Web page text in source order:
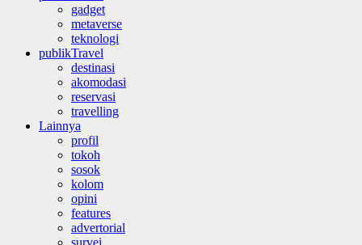
gadget
metaverse
teknologi
publikTravel
destinasi
akomodasi
reservasi
travelling
Lainnya
profil
tokoh
sosok
kolom
opini
features
advertorial
survei